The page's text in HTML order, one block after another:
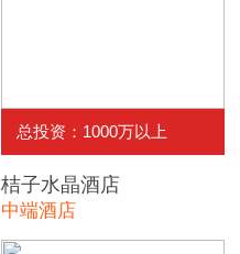
总投资：1000万以上
桔子水晶酒店
中端酒店